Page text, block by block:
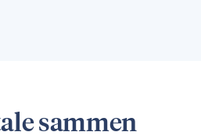
sammen